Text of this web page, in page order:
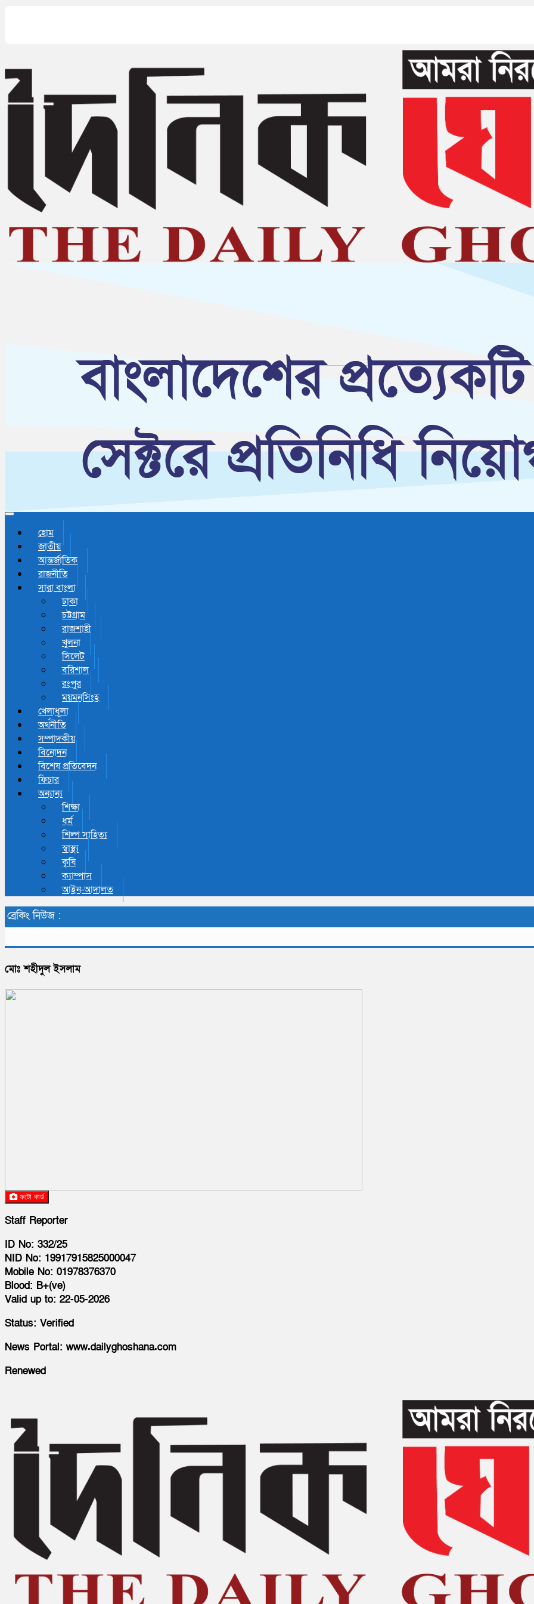
Toggle navigation
হোম
জাতীয়
আন্তর্জাতিক
রাজনীতি
সারা বাংলা
ঢাকা
চট্টগ্রাম
রাজশাহী
খুলনা
সিলেট
বরিশাল
রংপুর
ময়মনসিংহ
খেলাধূলা
অর্থনীতি
সম্পাদকীয়
বিনোদন
বিশেষ প্রতিবেদন
ফিচার
অন্যান্য
শিক্ষা
ধর্ম
শিল্প সাহিত্য
স্বাস্থ্য
কৃষি
ক্যাম্পাস
আইন-আদালত
ব্রেকিং নিউজ :
মোঃ শহীদুল ইসলাম
ফটো কার্ড
Staff Reporter
ID No: 332/25
NID No: 19917915825000047
Mobile No: 01978376370
Blood: B+(ve)
Valid up to: 22-05-2026
Status: Verified
News Portal: www.dailyghoshana.com
Renewed